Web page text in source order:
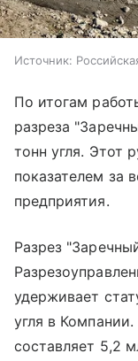
Источник:
По итогам
разреза
тонн угля. Этот
показателем за
предприятия.
Разрез
удерживает
угля в
составляет 5,2